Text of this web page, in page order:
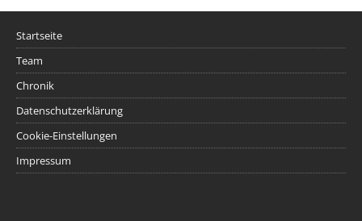
Startseite
Team
Chronik
Datenschutzerklärung
Cookie-Einstellungen
Impressum